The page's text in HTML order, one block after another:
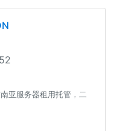
亚服务器租用托管，二